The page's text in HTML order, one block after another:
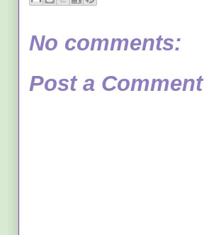
No comments:
Post a Comment